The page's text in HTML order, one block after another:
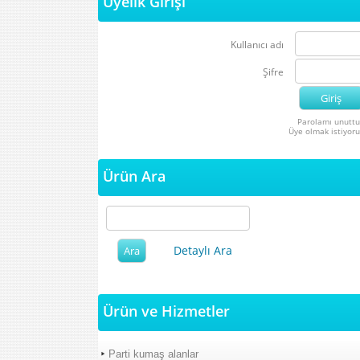
Kullanıcı adı
Şifre
Parolamı
Üye olmak
Ürün Ara
Detaylı Ara
Ürün ve Hizmetler
Parti kumaş alanlar